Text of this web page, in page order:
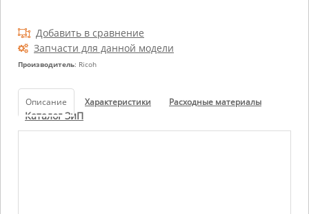
Добавить в сравнение
Запчасти для данной модели
Производитель: Ricoh
Описание Характеристики Расходные материалы
Каталог ЗиП